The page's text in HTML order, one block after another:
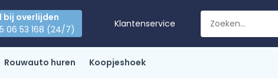
bij overlijden
06 53 168 (24/7)
Klantenservice
Rouwauto huren Koopjeshoek